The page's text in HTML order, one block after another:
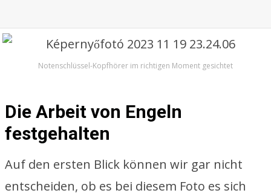
Notenschlüssel-Kopfhörer im richtigen Moment gesichtet
Die Arbeit von Engeln
festgehalten
Auf den ersten Blick können wir gar nicht
entscheiden, ob es bei diesem Foto es sich